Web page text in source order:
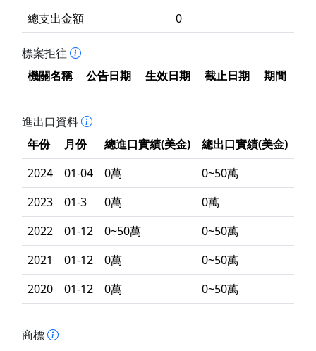
總支出金額
0
標案拒往
機關名稱
公告日期 生效日期 截止日期 期間
進出口資料
年份
月份 總進口實績(美金)
總出口實績(美金)
2024
01-04 0萬
0~50萬
2023
01-3 0萬
0萬
2022
01-12 0~50萬
0~50萬
2021
01-12 0萬
0~50萬
2020
01-12 0萬 0~50萬
商標